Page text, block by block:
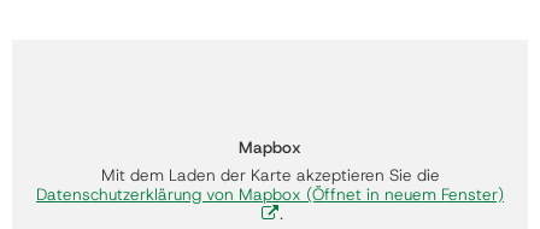
Mapbox
Mit dem Laden der Karte akzeptieren Sie die
Datenschutzerklärung von Mapbox (Öffnet in neuem Fenster)
.